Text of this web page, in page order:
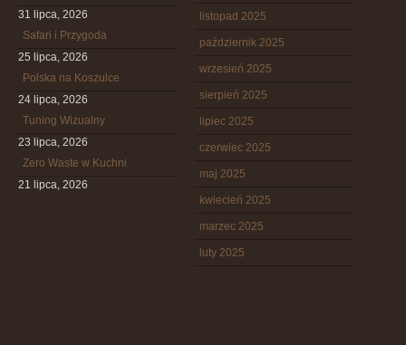
31 lipca, 2026
Safari i Przygoda
25 lipca, 2026
Polska na Koszulce
24 lipca, 2026
Tuning Wizualny
23 lipca, 2026
Zero Waste w Kuchni
21 lipca, 2026
listopad 2025
październik 2025
wrzesień 2025
sierpień 2025
lipiec 2025
czerwiec 2025
maj 2025
kwiecień 2025
marzec 2025
luty 2025